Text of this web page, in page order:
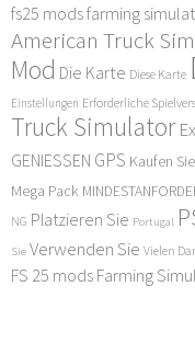
fs25 modsfarming
American Truck
Mod Die Karte Diese Karte
Einstellungen Erforderliche
Truck Simulator
GENIESSEN GPS Kaufen Sie
Mega Pack
NG Platzieren Sie Portugal
Sie Verwenden Sie Vielen
FS 25 mods Farming